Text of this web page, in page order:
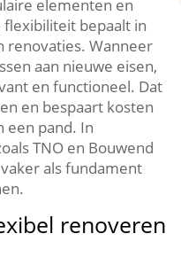
elementen en
flexibiliteit bepaalt in
renovaties.​ Wanneer
aan nieuwe eisen,
en functioneel.​ Dat
en bespaart kosten
een pand.​ In
TNO en Bouwend
als fundament
renoveren